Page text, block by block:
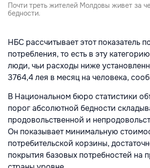
Почти треть жителей Молдовы живет за
бедности.
НБС рассчитывает этот показатель
потребления, то есть в эту
люди, чьи расходы ниже
3764,4 лея в месяц на человека,
В Национальном бюро статистики
порог абсолютной бедности
продовольственной и
Он показывает минимальную
потребительской корзины,
покрытия базовых потребностей на